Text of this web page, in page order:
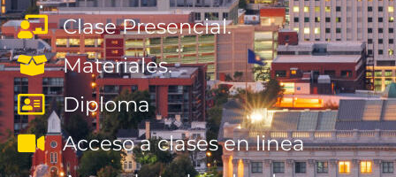
Clase Presencial.
Materiales.
Diploma
Acceso a clases en linea